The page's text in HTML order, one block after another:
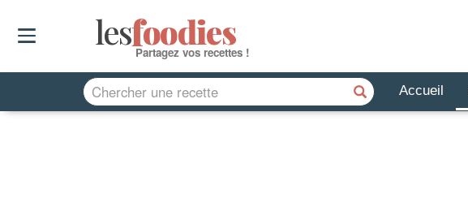
lesfoodies
Partagez vos recettes !
Accueil